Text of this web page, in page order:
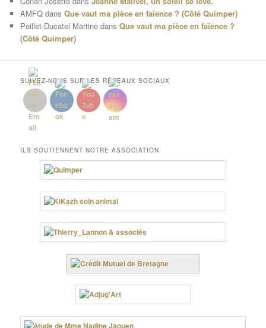
AMFQ dansQue vaut ma pièce en faïence ? (Côté Quimper)
Peillet-Ducatel Martine dansQue vaut ma pièce en faïence ?
(Côté Quimper)
SUIVEZ-NOUS SUR LES RÉSEAUX SOCIAUX
ILS SOUTIENNENT NOTRE ASSOCIATION